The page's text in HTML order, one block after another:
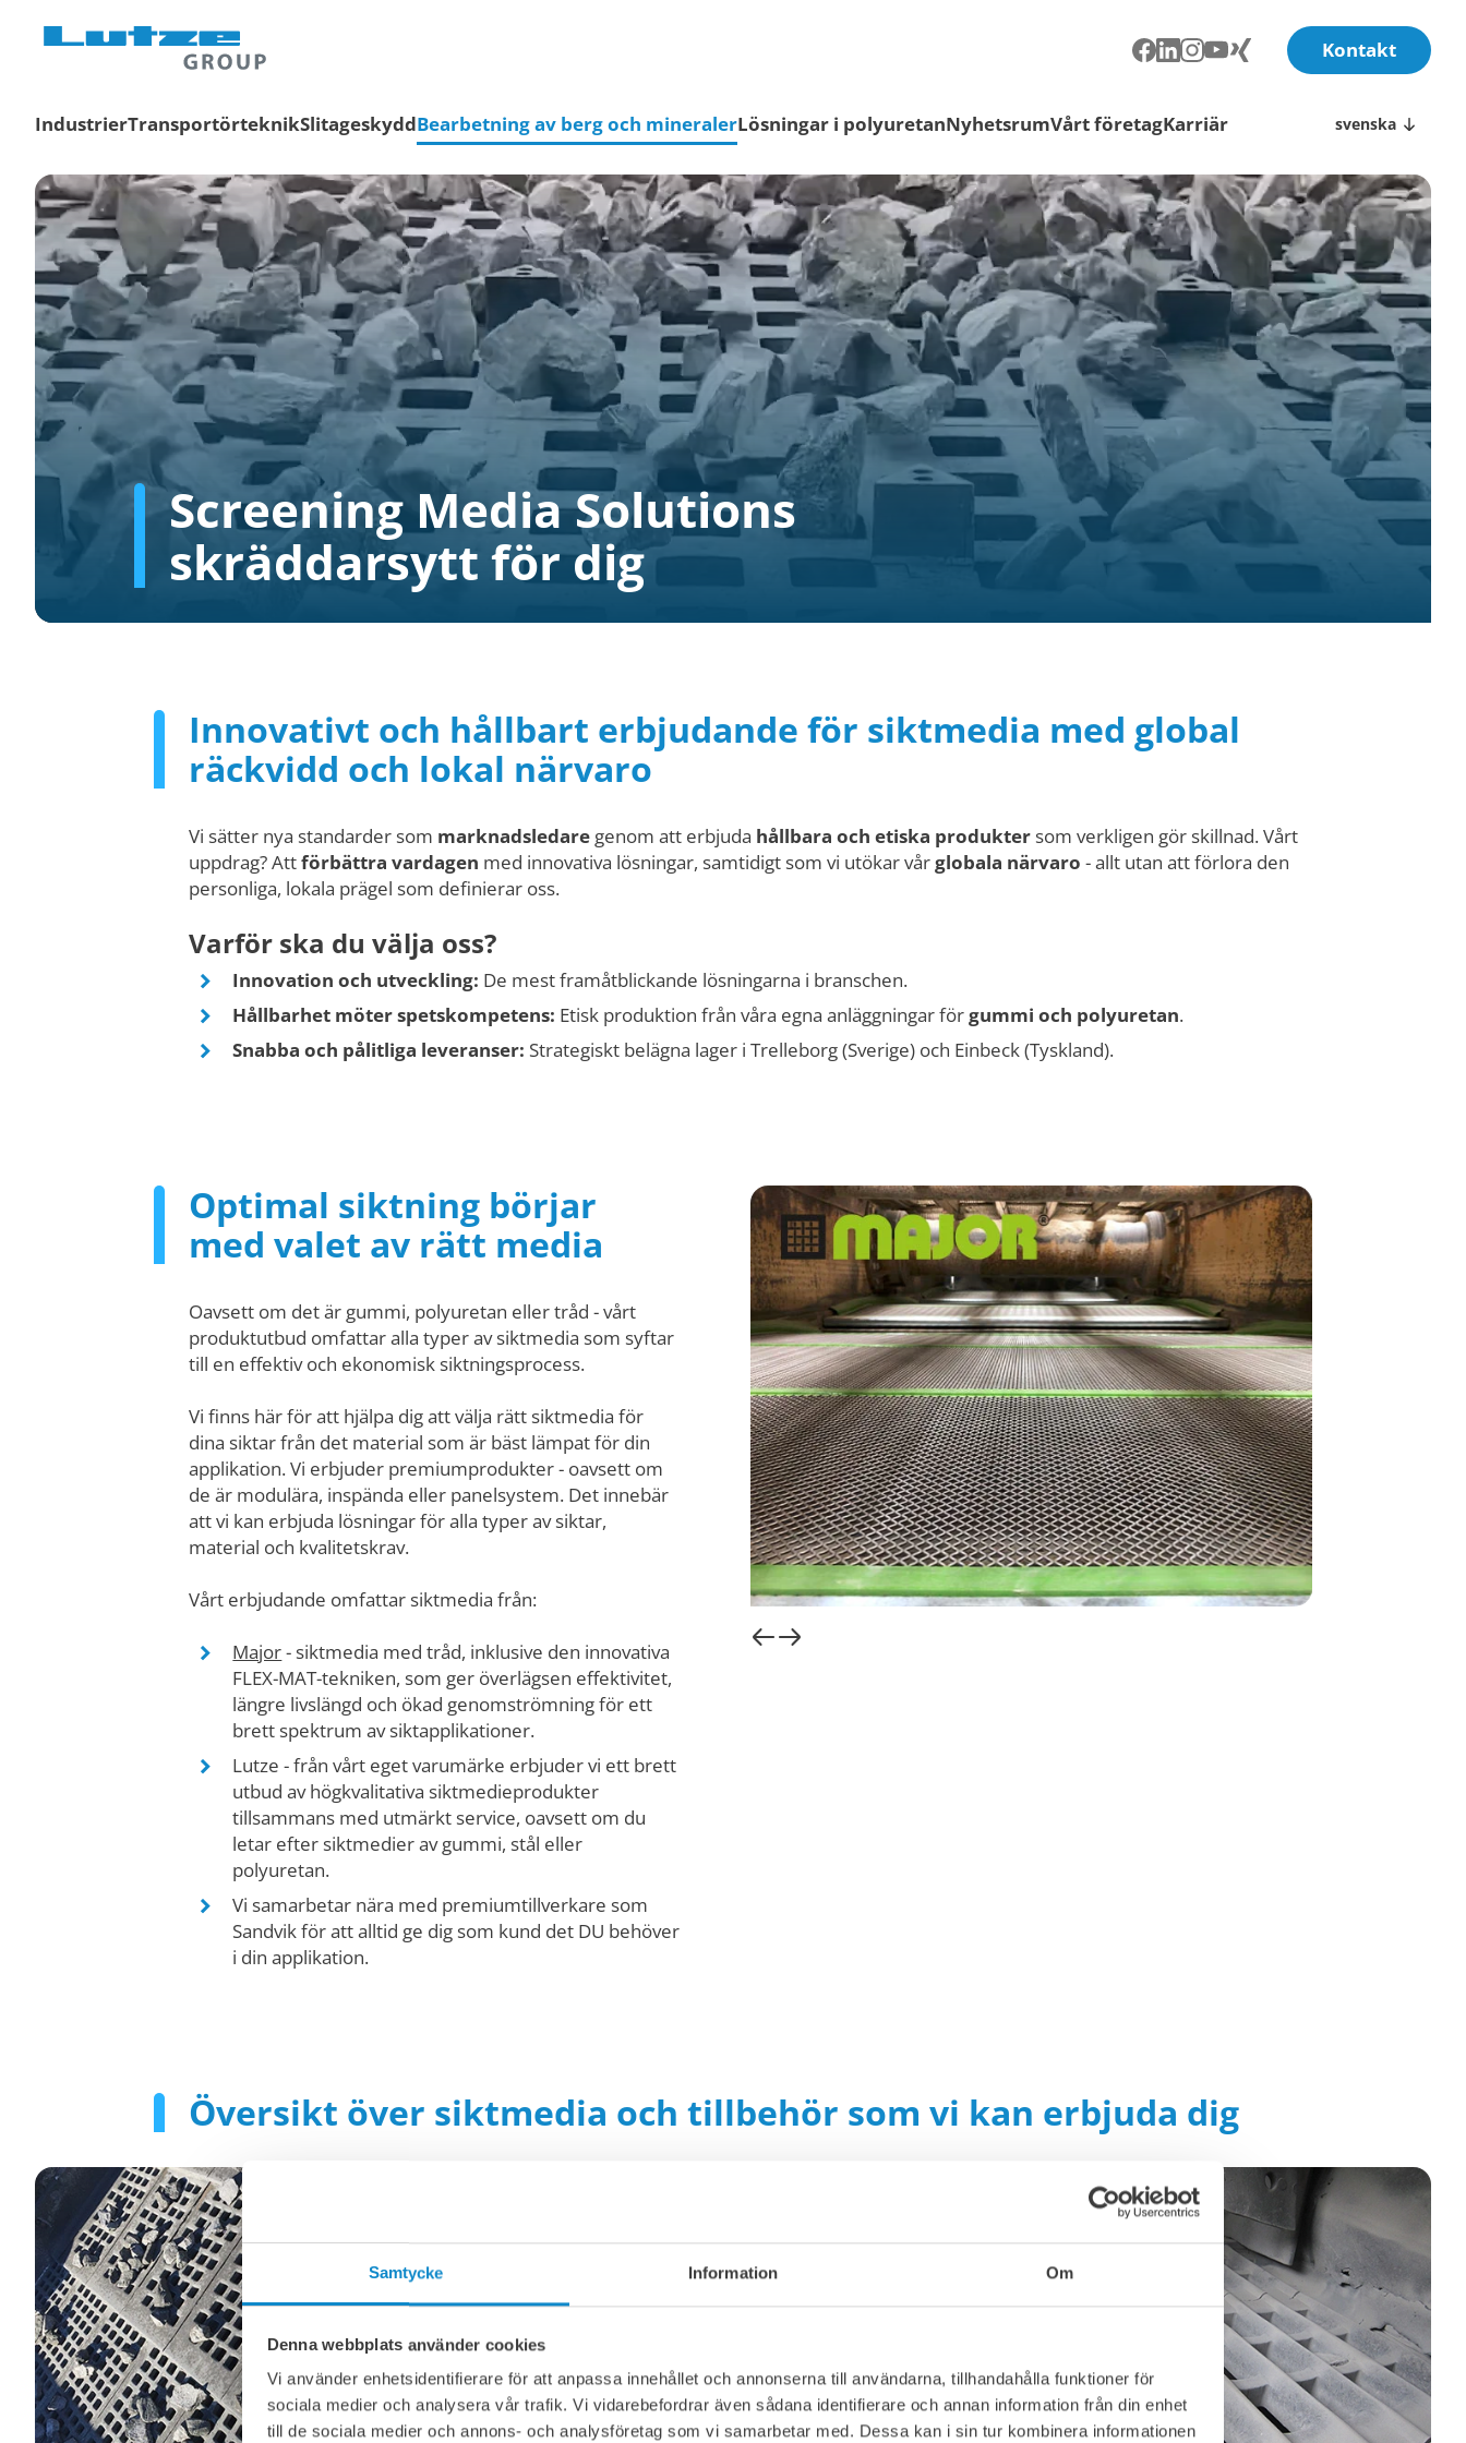
Samtycke Information Om
Denna webbplats använder cookies
Vi använder enhetsidentifierare för att anpassa innehållet och annonserna till användarna, tillhandahålla funktioner för
sociala medier och analysera vår trafik. Vi vidarebefordrar även sådana identifierare och annan information från din enhet
till de sociala medier och annons- och analysföretag som vi samarbetar med. Dessa kan i sin tur kombinera informationen
Kontakt
IndustrierTransportörteknikSlitageskyddBearbetning av berg och mineralerLösningar i polyuretanNyhetsrumVårt företagKarriär svenska
Screening Media Solutions
skräddarsytt för dig
Innovativt och hållbart erbjudande för siktmedia med global
räckvidd och lokal närvaro
Vi sätter nya standarder som marknadsledare genom att erbjuda hållbara och etiska produkter som verkligen gör skillnad. Vårt
uppdrag? Attförbättra vardagen med innovativa lösningar, samtidigt som vi utökar vårglobala närvaro - allt utan att förlora den
personliga, lokala prägel som definierar oss.
Varför ska du välja oss?
Innovation och utveckling: De mest framåtblickande lösningarna i branschen.
Hållbarhet möter spetskompetens: Etisk produktion från våra egna anläggningar förgummi och polyuretan.
Snabba och pålitliga leveranser: Strategiskt belägna lager i Trelleborg (Sverige) och Einbeck (Tyskland).
Optimal siktning börjar
med valet av rätt media
Oavsett om det är gummi, polyuretan eller tråd - vårt
produktutbud omfattar alla typer av siktmedia som syftar
till en effektiv och ekonomisk siktningsprocess.
Vi finns här för att hjälpa dig att välja rätt siktmedia för
dina siktar från det material som är bäst lämpat för din
applikation. Vi erbjuder premiumprodukter - oavsett om
de är modulära, inspända eller panelsystem. Det innebär
att vi kan erbjuda lösningar för alla typer av siktar,
material och kvalitetskrav.
Vårt erbjudande omfattar siktmedia från:
Major- siktmedia med tråd, inklusive den innovativa
FLEX-MAT-tekniken, som ger överlägsen effektivitet,
längre livslängd och ökad genomströmning för ett
brett spektrum av siktapplikationer.
Lutze - från vårt eget varumärke erbjuder vi ett brett
utbud av högkvalitativa siktmedieprodukter
tillsammans med utmärkt service, oavsett om du
letar efter siktmedier av gummi, stål eller
polyuretan.
Vi samarbetar nära med premiumtillverkare som
Sandvik för att alltid ge dig som kund det DU behöver
i din applikation.
Översikt över siktmedia och tillbehör som vi kan erbjuda dig